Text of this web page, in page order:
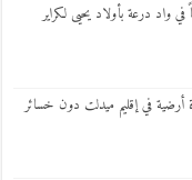
واد درعة بأولاد يحيى لكراير
أرضية في إقليم ميدلت دون خسائر